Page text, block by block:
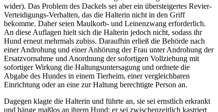
wider). Das Problem des Dackels sei aber ein übersteigertes Revier-
Verteidigungs-Verhalten, das die Halterin nicht in den Griff
bekomme. Daher seien Maulkorb- und Leinenzwang erforderlich.
An diese Auflagen hielt sich die Halterin jedoch nicht, sodass ihr
Hund erneut mehrmals zubiss. Daraufhin erließ die Behörde nach
einer Androhung und einer Anhörung der Frau unter Androhung der
Ersatzvornahme und Anordnung der sofortigen Vollziehung mit
sofortiger Wirkung die Haltungsuntersagung und ordnete die
Abgabe des Hundes in einem Tierheim, einer vergleichbaren
Einrichtung oder an eine zur Haltung berechtigte Person an.
Dagegen klagte die Halterin und führte an, sie sei ernstlich erkrankt
und hänge maßlos an ihrem Hund; er sei zwischenzeitlich kastriert